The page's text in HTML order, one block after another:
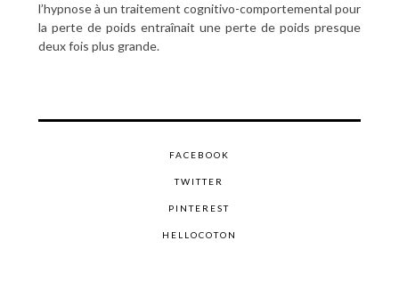
l’hypnose à un traitement cognitivo-comportemental pour
la perte de poids entraînait une perte de poids presque
deux fois plus grande.
FACEBOOK
TWITTER
PINTEREST
HELLOCOTON